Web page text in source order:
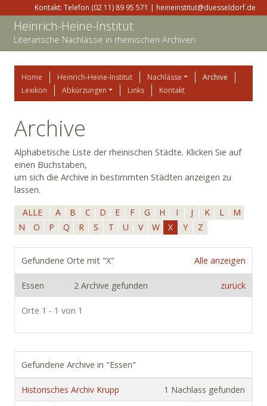
Kontakt: Telefon (02 11) 89 95 571 | heineinstitut@duesseldorf.de
Heinrich-Heine-Institut
Literarische Nachlässe in rheinischen Archiven
Home Heinrich-Heine-Institut Nachlässe
Archive
Lexikon
Abkürzungen Links Kontakt
Archive
Alphabetische Liste der rheinischen Städte. Klicken Sie auf
einen Buchstaben,
um sich die Archive in bestimmten Städten anzeigen zu
lassen.
ALLE
A B C D E F G H I J K L
M
N
O P Q R S T U V W X Y Z
Alle anzeigen
Gefundene Orte mit "X"
Essen 2 Archive gefunden zurück
Orte 1 - 1 von 1
Gefundene Archive in "Essen"
Historisches Archiv Krupp
1 Nachlass gefunden